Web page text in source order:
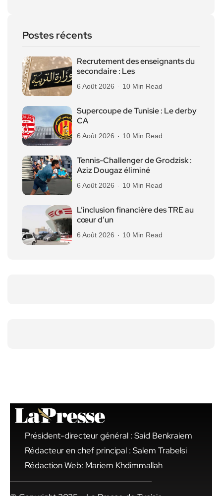
Postes récents
Recrutement des enseignants du
secondaire : Les
6 Août 2026 10 Min Read
Supercoupe de Tunisie : Le derby
CA
6 Août 2026 10 Min Read
Tennis-Challenger de Grodzisk :
Aziz Dougaz éliminé
6 Août 2026 10 Min Read
L’inclusion financière des TRE au
cœur d’un
6 Août 2026 10 Min Read
Président-directeur général : Said Benkraiem
Rédacteur en chef principal : Salem Trabelsi
Rédaction Web: Mariem Khdimmallah